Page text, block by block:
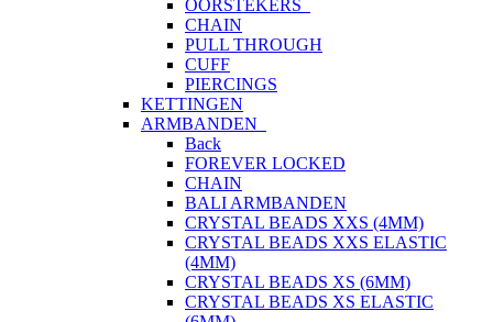
OORSTEKERS
CHAIN
PULL THROUGH
CUFF
PIERCINGS
KETTINGEN
ARMBANDEN
Back
FOREVER LOCKED
CHAIN
BALI ARMBANDEN
CRYSTAL BEADS XXS (4MM)
CRYSTAL BEADS XXS ELASTIC
(4MM)
CRYSTAL BEADS XS (6MM)
CRYSTAL BEADS XS ELASTIC